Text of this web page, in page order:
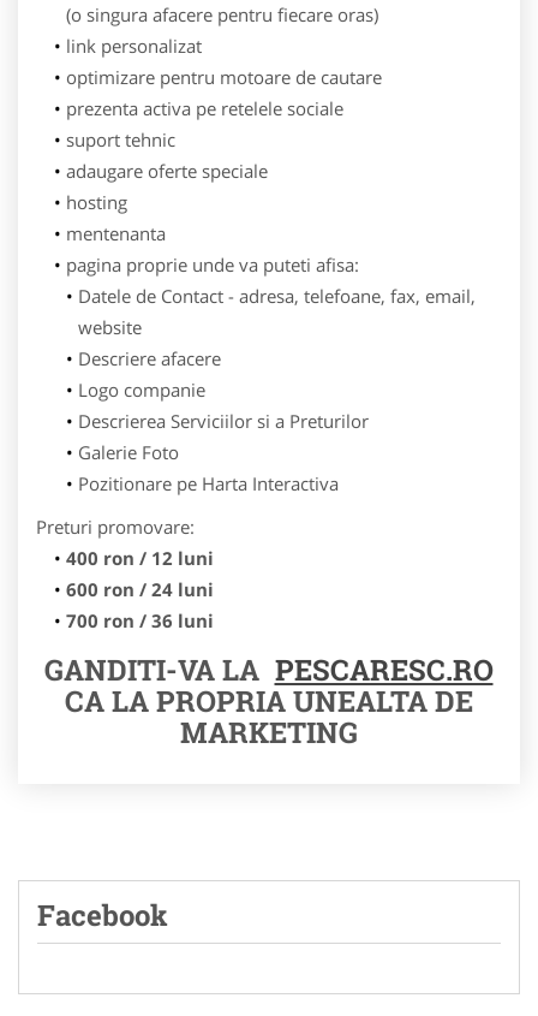
(o singura afacere pentru fiecare oras)
link personalizat
optimizare pentru motoare de cautare
prezenta activa pe retelele sociale
suport tehnic
adaugare oferte speciale
hosting
mentenanta
pagina proprie unde va puteti afisa:
Datele de Contact - adresa, telefoane, fax, email,
website
Descriere afacere
Logo companie
Descrierea Serviciilor si a Preturilor
Galerie Foto
Pozitionare pe Harta Interactiva
Preturi promovare:
400 ron / 12 luni
600 ron / 24 luni
700 ron / 36 luni
GANDITI-VA LA PESCARESC.RO
CA LA PROPRIA UNEALTA DE
MARKETING
Facebook